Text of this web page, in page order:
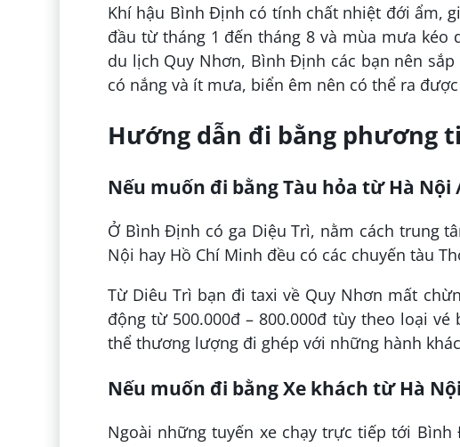
Khí hậu Bình Định có tính chất nhiệt đới ẩm,
đầu từ tháng 1 đến tháng 8 và mùa mưa kéo
du lịch Quy Nhơn, Bình Định các bạn nên
có nắng và ít mưa, biển êm nên có thể ra
Hướng dẫn đi bằng phương
Nếu muốn đi bằng Tàu hỏa từ Hà Nội
Ở Bình Định có ga Diệu Trì, nằm cách trung
Nội hay Hồ Chí Minh đều có các chuyến tàu
Từ Diêu Trì bạn đi taxi về Quy Nhơn mất
động từ 500.000đ – 800.000đ tùy theo loại
thể thương lượng đi ghép với những hành
Nếu muốn đi bằng Xe khách từ Hà
Ngoài những tuyến xe chạy trực tiếp tới